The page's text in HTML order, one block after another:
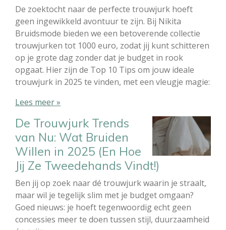
De zoektocht naar de perfecte trouwjurk hoeft
geen ingewikkeld avontuur te zijn. Bij Nikita
Bruidsmode bieden we een betoverende collectie
trouwjurken tot 1000 euro, zodat jij kunt schitteren
op je grote dag zonder dat je budget in rook
opgaat. Hier zijn de Top 10 Tips om jouw ideale
trouwjurk in 2025 te vinden, met een vleugje magie:
Lees meer »
De Trouwjurk Trends
van Nu: Wat Bruiden
Willen in 2025 (En Hoe
Jij Ze Tweedehands Vindt!)
Ben jij op zoek naar dé trouwjurk waarin je straalt,
maar wil je tegelijk slim met je budget omgaan?
Goed nieuws: je hoeft tegenwoordig echt geen
concessies meer te doen tussen stijl, duurzaamheid